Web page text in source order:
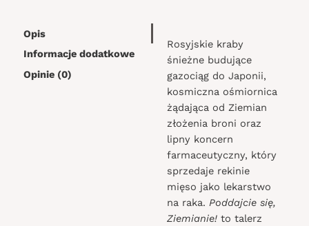
Opis
Informacje dodatkowe
Opinie (0)
Rosyjskie kraby
śnieżne budujące
gazociąg do Japonii,
kosmiczna ośmiornica
żądająca od Ziemian
złożenia broni oraz
lipny koncern
farmaceutyczny, który
sprzedaje rekinie
mięso jako lekarstwo
na raka.Poddajcie się,
Ziemianie! to talerz